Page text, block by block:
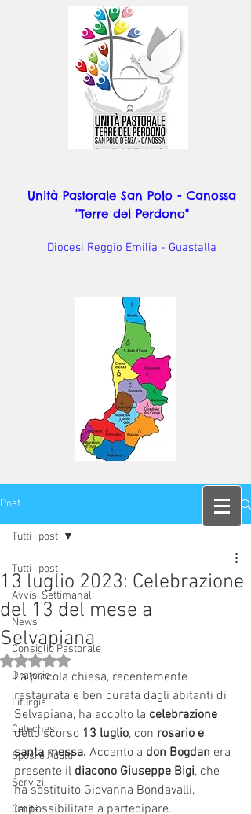
Unità Pastorale San Polo - Canossa
"Terre del Perdono"
Diocesi Reggio Emilia - Guastalla
Post
Tutti i post
Avvisi Settimanali
News
Consiglio Pastorale
Oratorio
Liturgia
Catechesi
Sposi e Adulti
Servizi
Carità
Tutti i post
13 luglio 2023: Celebrazione
del 13 del mese a
Selvapiana
Valutazione NaN stelle su 5.
La piccola chiesa, recentemente
restaurata e ben curata dagli abitanti di
Selvapiana, ha accolto la celebrazione
dello scorso 13 luglio, con rosario e
santa messa. Accanto a don Bogdan era
presente il diacono Giuseppe Bigi, che
ha sostituito Giovanna Bondavalli,
impossibilitata a partecipare.